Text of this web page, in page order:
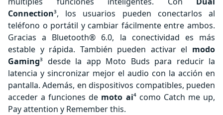
Connection³, los usuarios pueden conectarlos al
teléfono o portátil y cambiar fácilmente entre ambos.
Gracias a Bluetooth® 6.0, la conectividad es más
estable y rápida. También pueden activar el modo
Gaming³ desde la app Moto Buds para reducir la
latencia y sincronizar mejor el audio con la acción en
pantalla. Además, en dispositivos compatibles, pueden
acceder a funciones de moto ai⁴ como Catch me up,
Pay attention y Remember this.